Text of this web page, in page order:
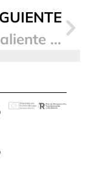
Agua caliente intermitente